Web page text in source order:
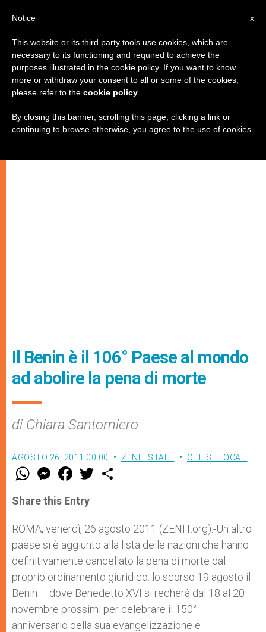
Il Benin è il 106° Paese al mondo
ad abolire la pena di morte
di Chiara Santomiero
AGOSTO 26, 2011 00:00 ZENIT STAFF CHIESE LOCALI
W
t
s
p
p
M
e
s
e
g
e
r
F
a
e
b
o
k
w
r
Share this Entry
ROMA, venerdì, 26 agosto 2011 (ZENIT.org).-Un altro
paese si è aggiunto alla lista delle nazioni che hanno
definitivamente cancellato la pena di morte dal
proprio ordinamento giuridico: lo scorso 19 agosto il
Benin – dove Benedetto XVI si recherà dal 18 al 20
novembre prossimi per celebrare il 150°
anniversario della sua evangelizzazione e
x
Notice
This website or its third party tools use cookies, which are
necessary to its functioning and required to achieve the
purposes illustrated in the cookie policy. If you want to know
more or withdraw your consent to all or some of the cookies,
please refer to the cookie policy
By closing this banner, scrolling this page, clicking a link or
continuing to browse otherwise, you agree to the use of cookies.